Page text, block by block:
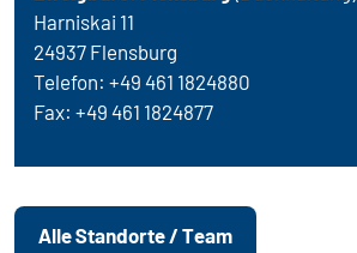
E
-
T
S
.
Harniskai 11
24937 Flensburg
Telefon: +49 461 1824880
Fax: +49 461 1824877
Alle Standorte / Team